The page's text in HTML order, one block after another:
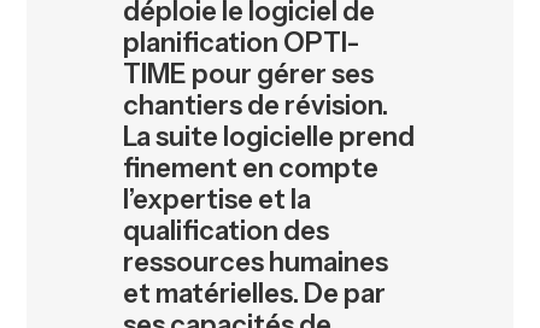
déploie le logiciel de
planification OPTI-
TIME pour gérer ses
chantiers de révision.
La suite logicielle prend
finement en compte
l’expertise et la
qualification des
ressources humaines
et matérielles. De par